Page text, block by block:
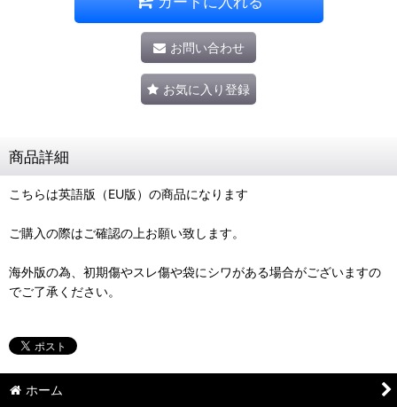
お問い合わせ
お気に入り登録
商品詳細
こちらは英語版（EU版）の商品になります
ご購入の際はご確認の上お願い致します。
海外版の為、初期傷やスレ傷や袋にシワがある場合がございますの
でご了承ください。
ホーム